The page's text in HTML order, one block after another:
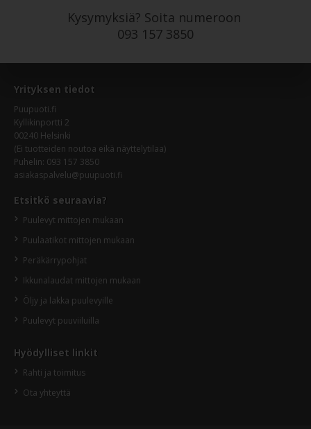
Kysymyksiä? Soita numeroon
093 157 3850
Yrityksen tiedot
Puupuoti.fi
Kyllikinportti 2
00240 Helsinki
(Ei tuotteiden noutoa eikä näyttelytilaa)
Puhelin: 093 157 3850
asiakaspalvelu@puupuoti.fi
Etsitkö seuraavia?
Puulevyt mittojen mukaan
Puulaatikot mittojen mukaan
Peräkärrypohjat
Ikkunalaudat mittojen mukaan
Öljy ja lakka puulevyille
Puulevyt puuviiluilla
Hyödylliset linkit
Rahti ja toimitus
Ota yhteyttä